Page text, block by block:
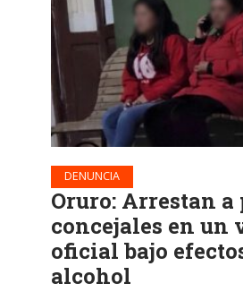
DENUNCIA
Oruro: Arrestan a
concejales en un
oficial bajo
alcohol